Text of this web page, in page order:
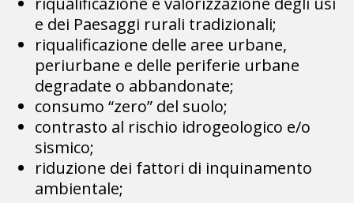
e dei Paesaggi rurali tradizionali;
riqualificazione delle aree urbane,
periurbane e delle periferie urbane
degradate o abbandonate;
consumo “zero” del suolo;
contrasto al rischio idrogeologico e/o
sismico;
riduzione dei fattori di inquinamento
ambientale;